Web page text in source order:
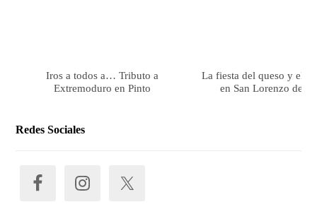
Iros a todos a… Tributo a
Extremoduro en Pinto
La fiesta del queso y el
en San Lorenzo de
Redes Sociales